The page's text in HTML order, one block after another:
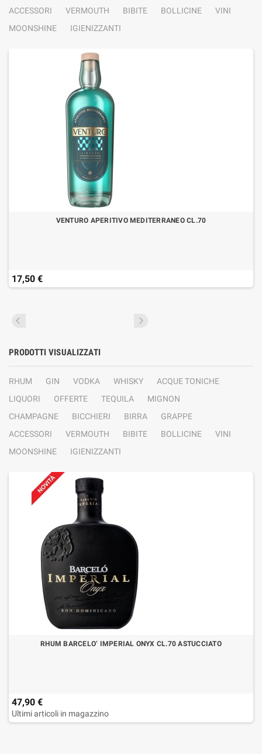
ACCESSORI VERMOUTH BIBITE BOLLICINE
VINI
MOONSHINE
IGIENIZZANTI
VENTURO APERITIVO MEDITERRANEO CL.70
17,50 €
PRODOTTI VISUALIZZATI
RHUM GIN VODKA WHISKY
ACQUE TONICHE
LIQUORI
OFFERTE TEQUILA
MIGNON
CHAMPAGNE
BICCHIERI BIRRA
GRAPPE
ACCESSORI
VERMOUTH BIBITE BOLLICINE
VINI
MOONSHINE
IGIENIZZANTI
RHUM BARCELO’ IMPERIAL ONYX CL.70 ASTUCCIATO
47,90 €
Ultimi articoli in magazzino